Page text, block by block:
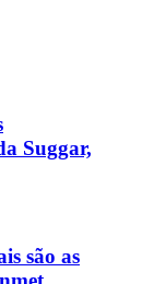
Suggar,
são as